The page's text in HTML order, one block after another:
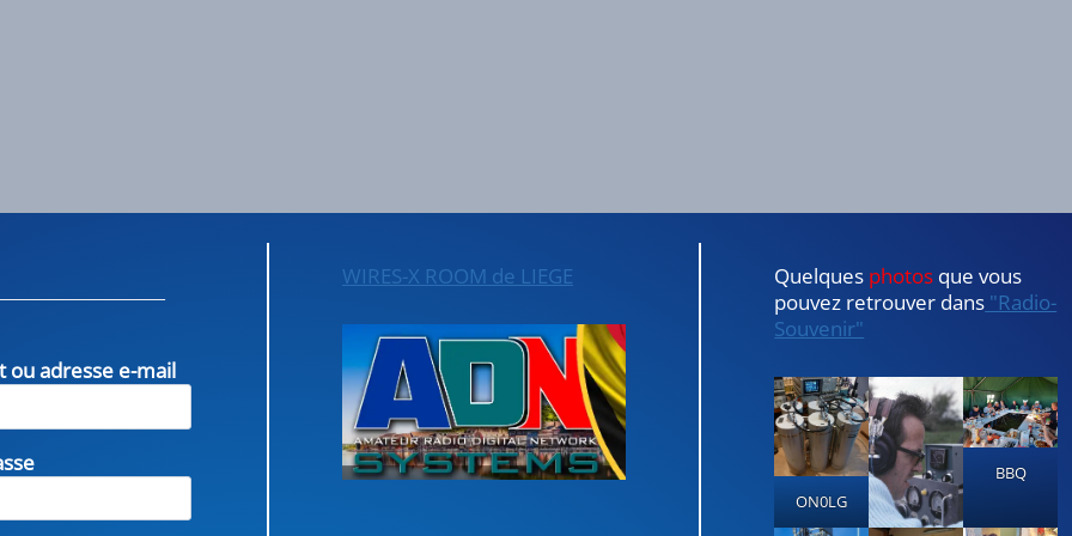
ou adresse e-mail
WIRES-X ROOM de LIEGE Quelques photos que vous
pouvez retrouver dans "Radio-
Souvenir"
ON0LG
BBQ